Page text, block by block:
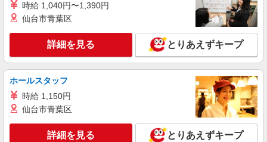
時給 1,040円〜1,390円
仙台市青葉区
詳細を見る とりあえずキープ
ホールスタッフ
時給 1,150円
仙台市青葉区
詳細を見る とりあえずキープ